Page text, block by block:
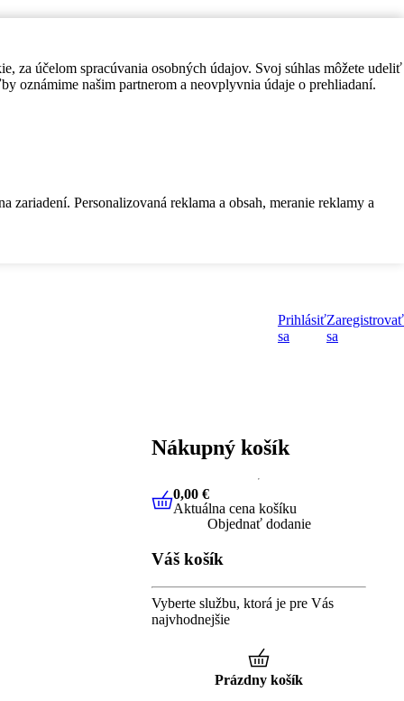
za účelom spracúvania osobných údajov. Svoj súhlas môžete udeliť
oznámime našim partnerom a neovplyvnia údaje o prehliadaní.
Personalizovaná reklama a obsah, meranie reklamy a
Prihlásiť
sa
Zaregistrovať
sa
Nákupný košík
0,00 €Aktuálna cena košíku
0,00 €
Aktuálna cena košíku
Objednať dodanie
Váš košík
Vyberte službu, ktorá je pre Vás
najvhodnejšie
Prázdny košík